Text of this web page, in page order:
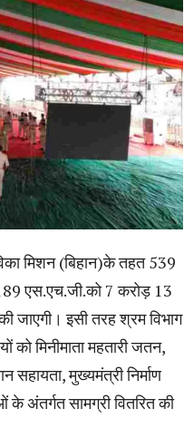
मिशन (बिहान)के तहत 539
एस.एच.जी.को 7 करोड़ 13
जाएगी। इसी तरह श्रम विभाग
मिनीमाता महतारी जतन,
मुख्यमंत्री निर्माण
अंतर्गत सामग्री वितरित की